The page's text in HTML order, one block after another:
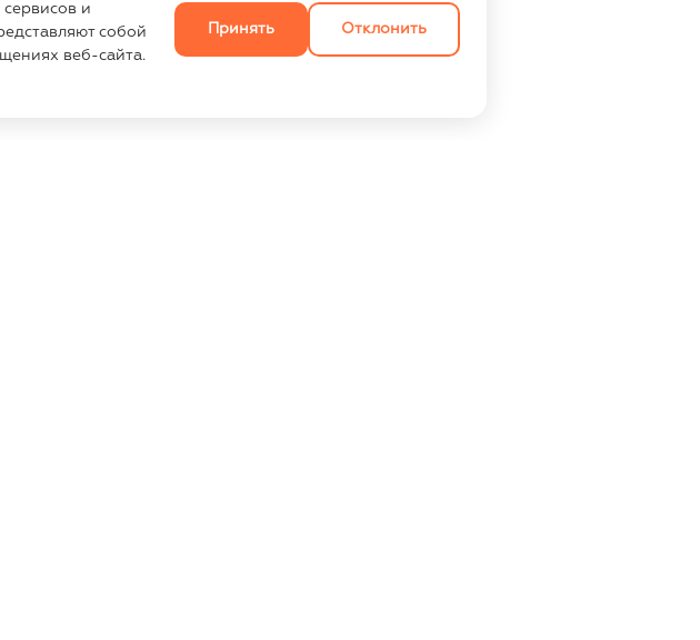
и
собой
веб-сайта.
Принять Отклонить